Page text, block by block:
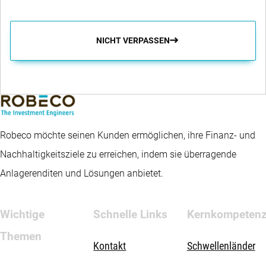
NICHT VERPASSEN
Robeco möchte seinen Kunden ermöglichen, ihre Finanz- und
Nachhaltigkeitsziele zu erreichen, indem sie überragende
Anlagerenditen und Lösungen anbietet.
Wichtige
Themen
Schnelle Links
Kontakt
Schwellenländer